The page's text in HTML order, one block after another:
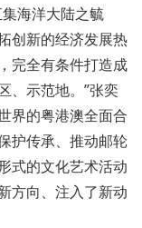
海洋大陆之毓
创新的经济发展热
完全有条件打造成
、示范地。”张奕
界的粤港澳全面合
护传承、推动邮轮
式的文化艺术活动
方向、注入了新动